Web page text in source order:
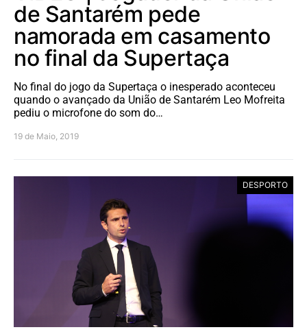
de Santarém pede
namorada em casamento
no final da Supertaça
No final do jogo da Supertaça o inesperado aconteceu
quando o avançado da União de Santarém Leo Mofreita
pediu o microfone do som do…
19 de Maio, 2019
DESPORTO